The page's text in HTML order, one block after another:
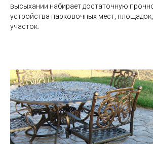
высыхании набирает достаточную
устройства парковочных мест,
участок.